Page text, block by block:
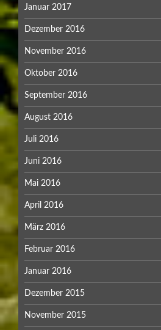
Januar 2017
Dezember 2016
November 2016
Oktober 2016
September 2016
August 2016
Juli 2016
Juni 2016
Mai 2016
April 2016
März 2016
Februar 2016
Januar 2016
Dezember 2015
November 2015